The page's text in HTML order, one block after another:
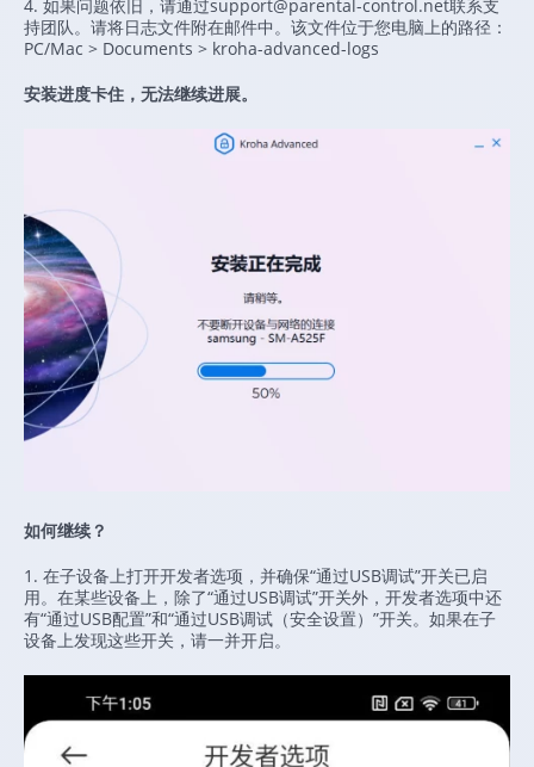
4. 如果问题依旧，请通过support@parental-control.net联系支
持团队。请将日志文件附在邮件中。该文件位于您电脑上的路径：
PC/Mac > Documents > kroha-advanced-logs
安装进度卡住，无法继续进展。
如何继续？
1. 在子设备上打开开发者选项，并确保“通过USB调试”开关已启
用。在某些设备上，除了“通过USB调试”开关外，开发者选项中还
有“通过USB配置”和“通过USB调试（安全设置）”开关。如果在子
设备上发现这些开关，请一并开启。